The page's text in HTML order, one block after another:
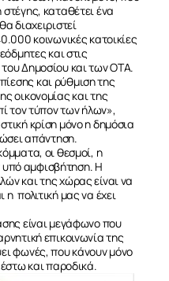
καταθέτει ένα
διαχειριστεί
κοινωνικές κατοικίες
και στις
Δημοσίου και των ΟΤΑ.
και ρύθμιση της
οικονομίας και της
τον τύπον των ήλων»,
κρίση μόνο η δημόσια
απάντηση.
οι θεσμοί, η
υπό αμφισβήτηση. Η
και της χώρας είναι να
η πολιτική μας να έχει
είναι μεγάφωνο που
επικοινωνία της
φωνές, που κάνουν μόνο
και παροδικά.